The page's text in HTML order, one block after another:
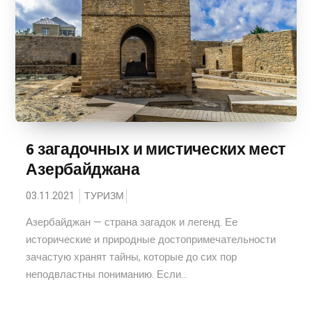
6 загадочных и мистических мест
Азербайджана
03.11.2021 ТУРИЗМ
Азербайджан — страна загадок и легенд. Ее
исторические и природные достопримечательности
зачастую хранят тайны, которые до сих пор
неподвластны пониманию. Если...